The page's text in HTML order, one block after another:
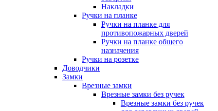
Накладки
Ручки на планке
Ручки на планке для
противопожарных дверей
Ручки на планке общего
назначения
Ручки на розетке
Доводчики
Замки
Врезные замки
Врезные замки без ручек
Врезные замки без ручек